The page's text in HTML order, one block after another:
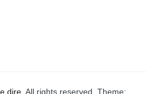
dire . All rights reserved. Theme: